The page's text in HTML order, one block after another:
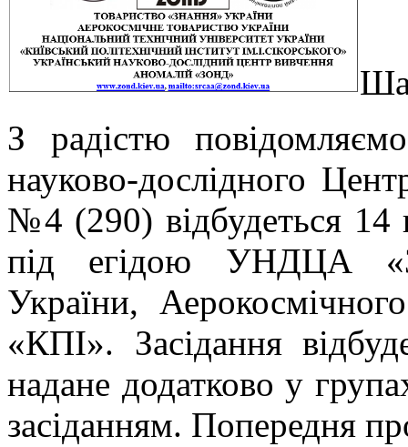
З радістю
науково-дослідного
№4 (290) відбудеться 14
під егідою УНДЦА
України,
«КПІ». Засідання
надане додатково у
засіданням. Попередня